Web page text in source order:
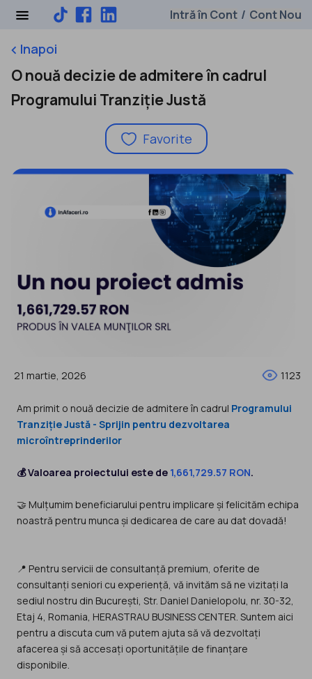
Intră în Cont / Cont Nou
keyboard_arrow_leftInapoi
O nouă decizie de admitere în cadrul
Programului Tranziție Justă
Favorite
21 martie, 2026 1123
Am primit o nouă decizie de admitere în cadrul Programului
Tranziție Justă - Sprijin pentru dezvoltarea
microîntreprinderilor
💰 Valoarea proiectului este de 1,661,729.57 RON.
🤝 Mulțumim beneficiarului pentru implicare și felicităm echipa
noastră pentru munca și dedicarea de care au dat dovadă!
📍 Pentru servicii de consultanță premium, oferite de
consultanți seniori cu experiență, vă invităm să ne vizitați la
sediul nostru din București, Str. Daniel Danielopolu, nr. 30-32,
Etaj 4, Romania, HERASTRAU BUSINESS CENTER. Suntem aici
pentru a discuta cum vă putem ajuta să vă dezvoltați
afacerea și să accesați oportunitățile de finanțare
disponibile.